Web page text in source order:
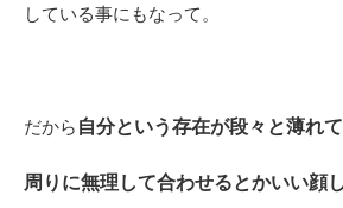
している事にもなって。
だから 自分という存在が段々と薄れて
周りに無理して合わせるとかいい顔